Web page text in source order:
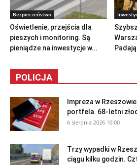
Bezpieczeństwo
Oświetlenie, przejścia dla
pieszych i monitoring. Są
pieniądze na inwestycje w...
POLICJA
Impreza w
portfela. 68-letni
6 sierpnia 2026 10:00
Trzy wypadki w
ciągu kilku godzin.